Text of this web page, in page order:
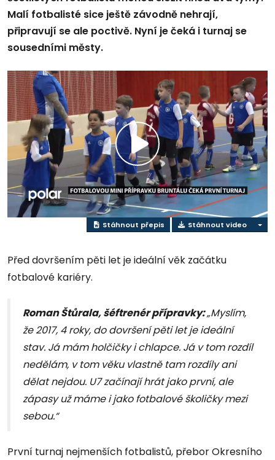
Malí fotbalisté sice ještě závodně nehrají,
připravují se ale poctivě. Nyní je čeká i turnaj se
sousedními městy.
Přehrát
video
Stáhnout přepis Stáhnout video
Před dovršením pěti let je ideální věk začátku
fotbalové kariéry.
Roman Štůrala, šéftrenér přípravky:„Myslím,
že 2017, 4 roky, do dovršení pěti let je ideální
stav. Já mám holčičky i chlapce. Já v tom rozdíl
nedělám, v tom věku vlastně tam rozdíly ani
dělat nejdou. U7 začínají hrát jako první, ale
zápasy už máme i jako fotbalové školičky mezi
sebou.“
První turnaj nejmenších fotbalistů, přebor Okresního